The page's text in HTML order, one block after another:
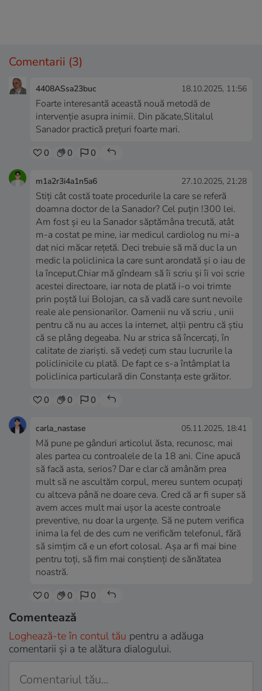
Comentarii (3)
4408ASsa23buc 18.10.2025, 11:56
Foarte interesantă această nouă metodă de
intervenție asupra inimii. Din păcate,Slitalul
Sanador practică prețuri foarte mari.
0 0 0
m1a2r3i4a1n5a6 27.10.2025, 21:28
Stiți cât costă toate procedurile la care se referă
doamna doctor de la Sanador? Cel puțin !300 lei.
Am fost și eu la Sanador săptămâna trecută, atât
m-a costat pe mine, iar medicul cardiolog nu mi-a
dat nici măcar rețetă. Deci trebuie să mă duc la un
medic la policlinica la care sunt arondată și o iau de
la început.Chiar mă gîndeam să îi scriu și îi voi scrie
acestei directoare, iar nota de plată i-o voi trimte
prin poștă lui Bolojan, ca să vadă care sunt nevoile
reale ale pensionarilor. Oamenii nu vă scriu , unii
pentru că nu au acces la internet, alții pentru că știu
că se plâng degeaba. Nu ar strica să încercați, în
calitate de ziariști. să vedeți cum stau lucrurile la
policlinicile cu plată. De fapt ce s-a întâmplat la
policlinica particulară din Constanța este grăitor.
0 0 0
carla_nastase 05.11.2025, 18:41
Mă pune pe gânduri articolul ăsta, recunosc, mai
ales partea cu controalele de la 18 ani. Cine apucă
să facă asta, serios? Dar e clar că amânăm prea
mult să ne ascultăm corpul, mereu suntem ocupați
cu altceva până ne doare ceva. Cred că ar fi super să
avem acces mult mai ușor la aceste controale
preventive, nu doar la urgențe. Să ne putem verifica
inima la fel de des cum ne verificăm telefonul, fără
să simțim că e un efort colosal. Așa ar fi mai bine
pentru toți, să fim mai conștienți de sănătatea
noastră.
0 0 0
Comentează
Loghează-te în contul tău pentru a adăuga
comentarii și a te alătura dialogului.